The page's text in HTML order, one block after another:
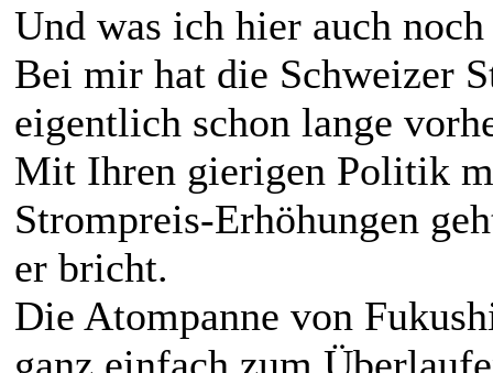
Und was ich hier auch
Bei mir hat die Schweizer
eigentlich schon lange
Mit Ihren gierigen Politik
Strompreis-Erhöhungen
er bricht.
Die Atompanne von